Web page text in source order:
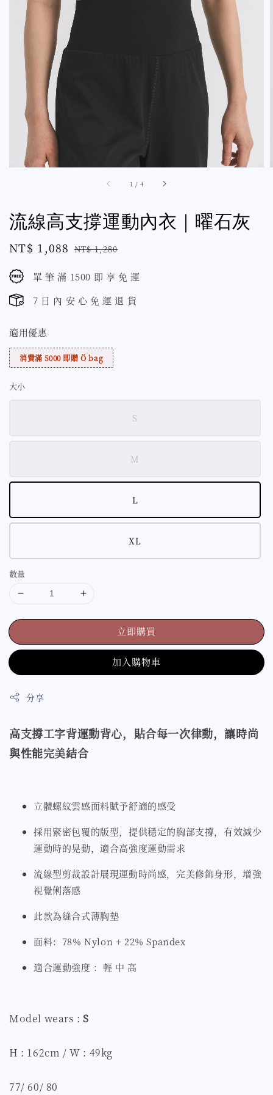
1 / 4
流線高支撐運動內衣｜曜石灰
Sale
NT$ 1,088 Regular
NT$ 1,280
單 筆 滿 1500 即 享 免 運
7 日 內 安 心 免 運 退 貨
適用優惠
消費滿 5000 即贈 Ö bag
大小
S
M
L
XL
數量
立即購買
加入購物車
分享
高支撐工字背運動背心，貼合每一次律動，讓時尚
與性能完美結合
立體螺紋雲感面料賦予舒適的感受
採用緊密包覆的版型，提供穩定的胸部支撐，有效減少
運動時的晃動，適合高強度運動需求
流線型剪裁設計展現運動時尚感，完美修飾身形，增強
視覺俐落感
此款為縫合式薄胸墊
面料：78% Nylon + 22% Spandex
適合運動強度 ：輕 中 高
Model wears :S
H : 162cm / W : 49kg
77/ 60/ 80